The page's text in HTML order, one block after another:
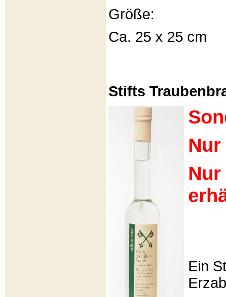
Größe:
Ca. 25 x 25 cm
Stifts
Nur
Ein